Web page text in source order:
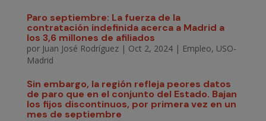
Paro septiembre: La fuerza de la
contratación indefinida acerca a Madrid a
los 3,6 millones de afiliados
por Juan José Rodríguez| Oct 2, 2024| Empleo, USO-
Madrid
Sin embargo, la región refleja peores datos
de paro que en el conjunto del Estado. Bajan
los fijos discontinuos, por primera vez en un
mes de septiembre